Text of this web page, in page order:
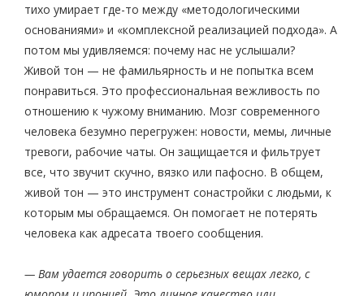
тихо умирает где-то между «методологическими
основаниями» и «комплексной реализацией подхода». А
потом мы удивляемся: почему нас не услышали?
Живой тон — не фамильярность и не попытка всем
понравиться. Это профессиональная вежливость по
отношению к чужому вниманию. Мозг современного
человека безумно перегружен: новости, мемы, личные
тревоги, рабочие чаты. Он защищается и фильтрует
все, что звучит скучно, вязко или пафосно. В общем,
живой тон — это инструмент сонастройки с людьми, к
которым мы обращаемся. Он помогает не потерять
человека как адресата твоего сообщения.
— Вам удается говорить о серьезных вещах легко, с